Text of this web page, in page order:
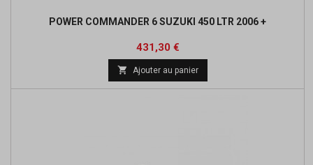
POWER COMMANDER 6 SUZUKI 450 LTR 2006 +
Prix
431,30 €Prix
de
base
 Ajouter au panier